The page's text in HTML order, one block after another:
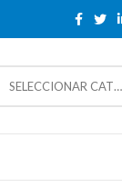
SELECCIONAR CATEGORÍA